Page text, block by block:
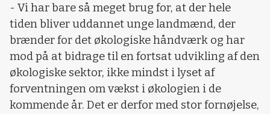
- Vi har bare så meget brug for, at der hele
tiden bliver uddannet unge landmænd, der
brænder for det økologiske håndværk og har
mod på at bidrage til en fortsat udvikling af den
økologiske sektor, ikke mindst i lyset af
forventningen om vækst i økologien i de
kommende år. Det er derfor med stor fornøjelse,